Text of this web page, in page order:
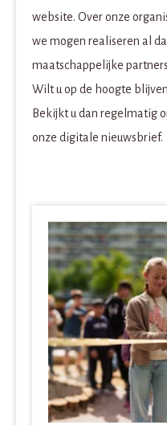
website. Over onze
we mogen realiseren al
maatschappelijke
Wilt u op de hoogte
Bekijkt u dan regelmatig
onze digitale nieuwsbrief.